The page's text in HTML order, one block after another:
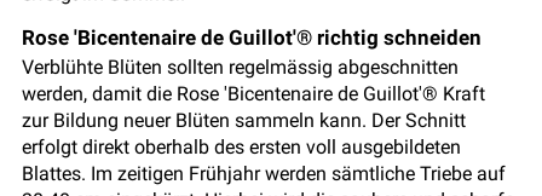
Rose 'Bicentenaire de Guillot'® richtig schneiden
Verblühte Blüten sollten regelmässig abgeschnitten
werden, damit die Rose 'Bicentenaire de Guillot'® Kraft
zur Bildung neuer Blüten sammeln kann. Der Schnitt
erfolgt direkt oberhalb des ersten voll ausgebildeten
Blattes. Im zeitigen Frühjahr werden sämtliche Triebe auf